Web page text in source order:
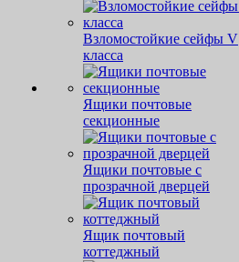
Взломостойкие сейфы V
класса
Ящики почтовые
секционные
Ящики почтовые с
прозрачной дверцей
Ящик почтовый
коттеджный